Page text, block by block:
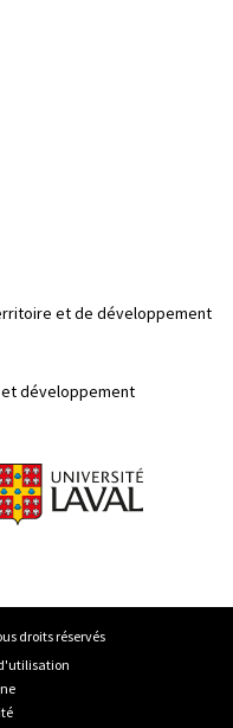
et de développement
développement
droits réservés